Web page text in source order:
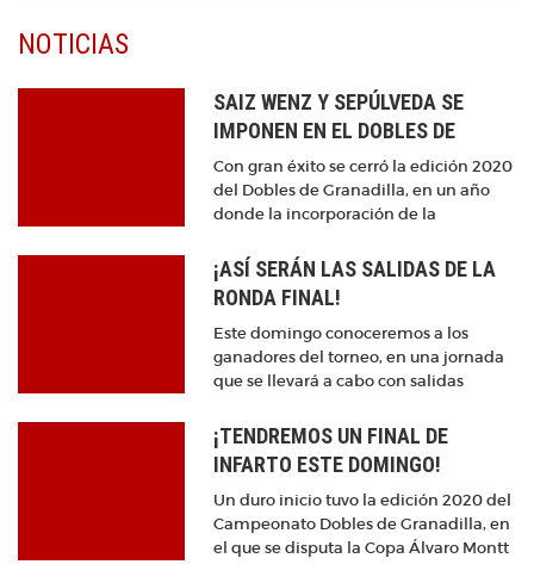
NOTICIAS
SAIZ WENZ Y SEPÚLVEDA SE
IMPONEN EN EL DOBLES DE
GRANADILLA
Con gran éxito se cerró la edición 2020
del Dobles de Granadilla, en un año
donde la incorporación de la
la ronda final terminó siendo la gran
novedad en el tradicional torneo que
culminó con la victoria de Benjamín
Saiz Wenz y Cristóbal Sepúlveda
quienes, con un acumulado de -3,
terminaron en lo más alto del tablero.
¡ASÍ SERÁN LAS SALIDAS DE LA
RONDA FINAL!
Este domingo conoceremos a los
ganadores del torneo, en una jornada
que se llevará a cabo con salidas
modalidad de golpes alternados.
¡TENDREMOS UN FINAL DE
INFARTO ESTE DOMINGO!
Un duro inicio tuvo la edición 2020 del
Campeonato Dobles de Granadilla, en
el que se disputa la Copa Álvaro Montt